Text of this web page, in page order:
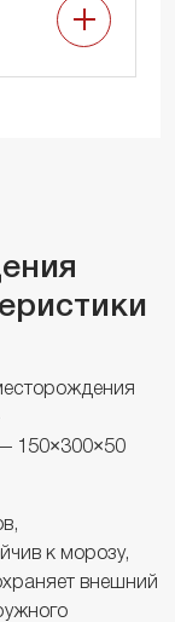
150×300×50
к морозу,
внешний